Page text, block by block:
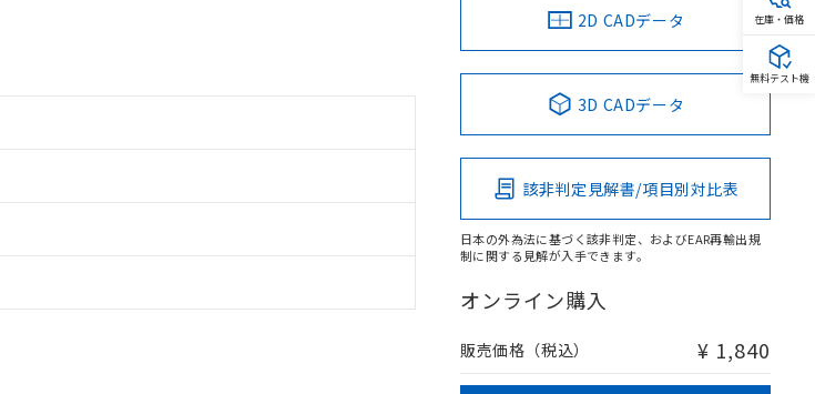
2D CADデータ
3D CADデータ
該非判定見解書/項目別対比表
日本の外為法に基づく該非判定、およびEAR再輸出規
制に関する見解が入手できます。
オンライン購入
販売価格（税込） ¥ 1,840
在庫・価格
無料テスト機